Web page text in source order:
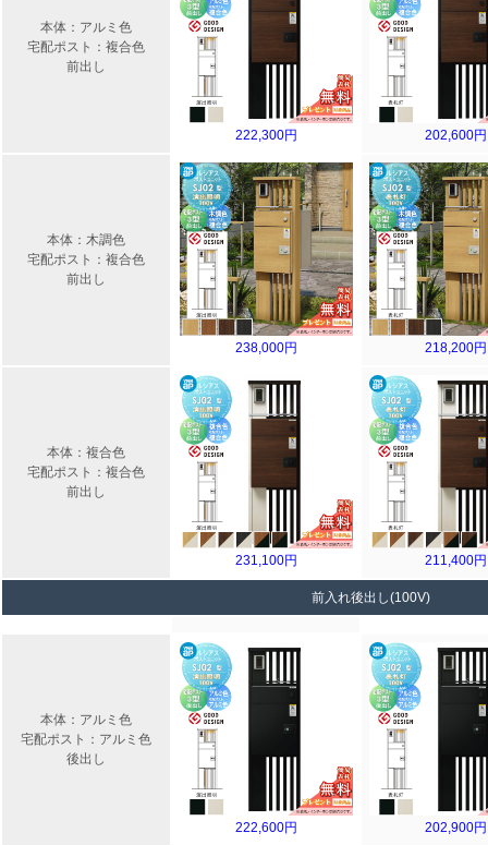
本体：アルミ色
宅配ポスト：複合色
前出し
222,300円 202,600円
本体：木調色
宅配ポスト：複合色
前出し
238,000円 218,200円
本体：複合色
宅配ポスト：複合色
前出し
231,100円 211,400円
前入れ後出し(100V)
本体：アルミ色
宅配ポスト：アルミ色
後出し
222,600円 202,900円